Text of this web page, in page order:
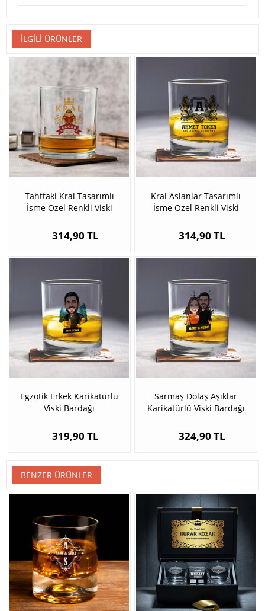
İLGILI ÜRÜNLER
Tahttaki Kral Tasarımlı
İsme Özel Renkli Viski
314,90 TL
Kral Aslanlar Tasarımlı
İsme Özel Renkli Viski
314,90 TL
Egzotik Erkek Karikatürlü
Viski Bardağı
319,90 TL
Sarmaş Dolaş Aşıklar
Karikatürlü Viski Bardağı
324,90 TL
BENZER ÜRÜNLER